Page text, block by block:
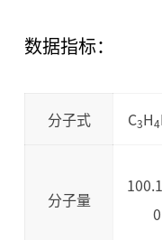
数据指标：
分子式 C3H4
分子量
0